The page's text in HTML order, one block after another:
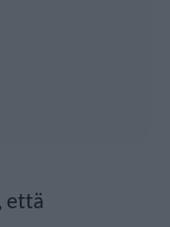
että